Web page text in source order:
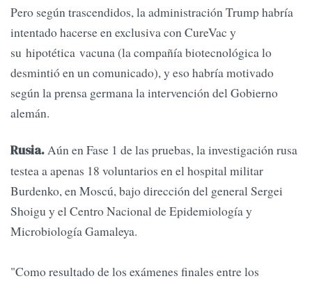
Pero según trascendidos, la administración Trump habría
intentado hacerse en exclusiva con CureVac y
su hipotética vacuna (la compañía biotecnológica lo
desmintió en un comunicado), y eso habría motivado
según la prensa germana la intervención del Gobierno
alemán.
Rusia.Aún en Fase 1 de las pruebas, la investigación rusa
testea a apenas 18 voluntarios en el hospital militar
Burdenko, en Moscú, bajo dirección del general Sergei
Shoigu y el Centro Nacional de Epidemiología y
Microbiología Gamaleya.
"Como resultado de los exámenes finales entre los